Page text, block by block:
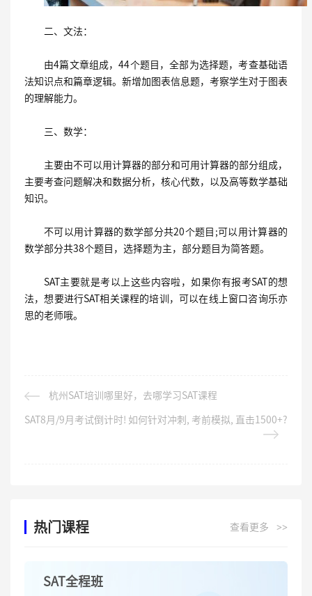
二、文法：
由4篇文章组成，44个题目，全部为选择题，考查基础语
法知识点和篇章逻辑。新增加图表信息题，考察学生对于图表
的理解能力。
三、数学：
主要由不可以用计算器的部分和可用计算器的部分组成，
主要考查问题解决和数据分析，核心代数，以及高等数学基础
知识。
不可以用计算器的数学部分共20个题目;可以用计算器的
数学部分共38个题目，选择题为主，部分题目为简答题。
SAT主要就是考以上这些内容啦，如果你有报考SAT的想
法，想要进行SAT相关课程的培训，可以在线上窗口咨询乐亦
思的老师哦。
杭州SAT培训哪里好，去哪学习SAT课程
SAT8月/9月考试倒计时! 如何针对冲刺, 考前模拟, 直击1500+?
热门课程 查看更多 >>
SAT全程班